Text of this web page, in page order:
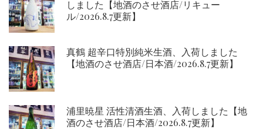
しました【地酒のさせ酒店/リキュー
ル/2026.8.7更新】
真鶴 超辛口特別純米生酒、入荷しました
【地酒のさせ酒店/日本酒/2026.8.7更新】
浦里暁星 活性清酒生酒、入荷しました【地
酒のさせ酒店/日本酒/2026.8.7更新】